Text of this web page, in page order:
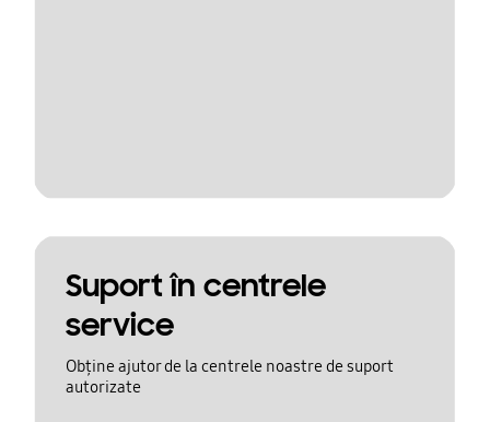
Suport în centrele
service
Obține ajutor de la centrele noastre de suport
autorizate